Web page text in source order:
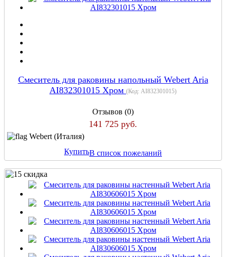
Cмеситель для раковины напольный Webert Aria
AI832301015 Хром (Код: AI832301015)
Отзывов (0)
141 725 руб.
Webert (Италия)
КупитьВ список пожеланий